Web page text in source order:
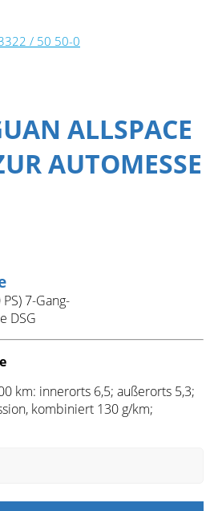
/ 50 50-0
ALLSPACE
AUTOMESSE
7-Gang-
DSG
km: innerorts 6,5; außerorts 5,3;
kombiniert 130 g/km;